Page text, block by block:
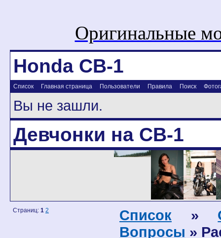
Оригинальные
Honda CB-1
Список Главная страница Пользователи Правила Поиск
Вы не зашли.
Девчонки на CB-1
Страниц: 1 2 Список »
Вопросы »